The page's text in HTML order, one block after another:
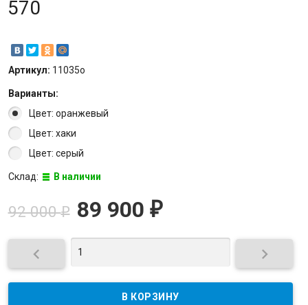
570
Артикул: 11035о
Варианты:
Цвет: оранжевый
Цвет: хаки
Цвет: серый
Склад: В наличии
92 000₽ 89 900 ₽
 